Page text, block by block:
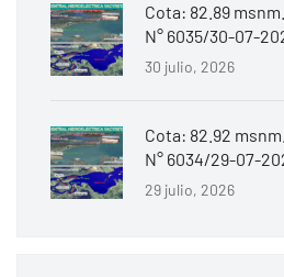
Cota: 82.89
N° 6035/30-07-
30 julio, 2026
Cota: 82.92
N° 6034/29-07-
29 julio, 2026